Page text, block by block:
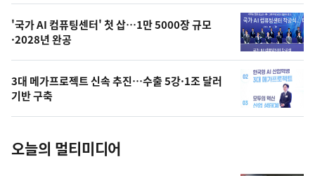
오
늘
의
사
진
'국가 AI 컴퓨팅센터' 첫 삽…1만 5000장 규모
·2028년 완공
3대 메가프로젝트 신속 추진…수출 5강·1조 달러
기반 구축
오늘의 멀티미디어